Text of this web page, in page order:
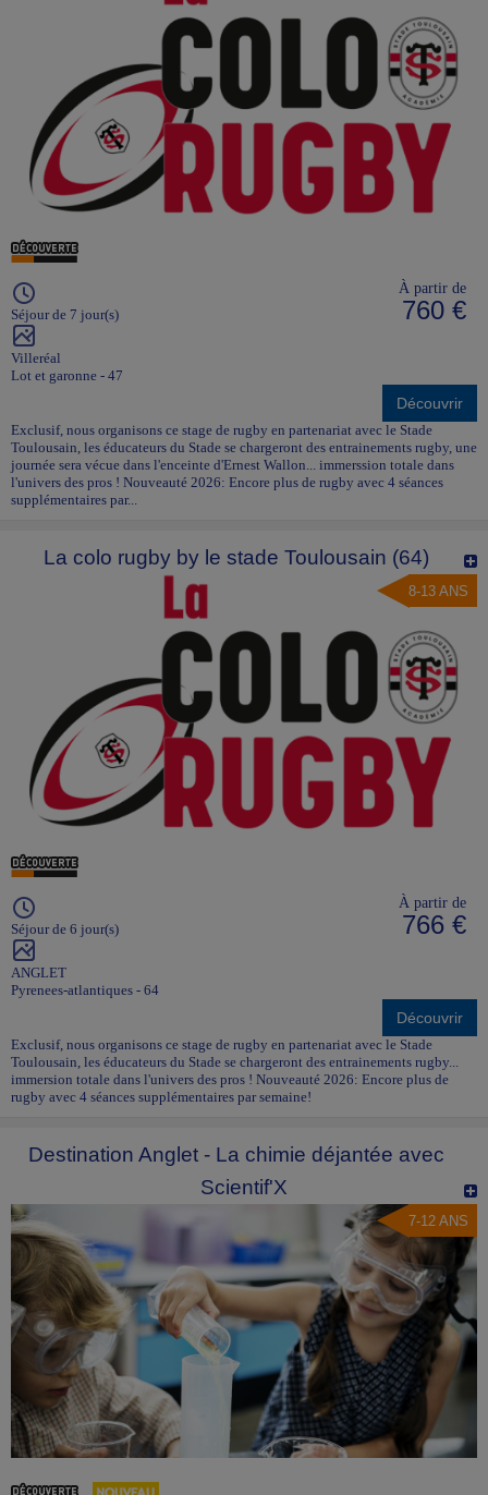
Séjour de 7 jour(s)
Villeréal
Lot et garonne - 47
À partir de
760 €
Découvrir
Exclusif, nous organisons ce stage de rugby en partenariat avec le Stade
Toulousain, les éducateurs du Stade se chargeront des entrainements rugby, une
journée sera vécue dans l'enceinte d'Ernest Wallon... immerssion totale dans
l'univers des pros ! Nouveauté 2026: Encore plus de rugby avec 4 séances
supplémentaires par...
La colo rugby by le stade Toulousain (64)
8-13 ANS
Séjour de 6 jour(s)
ANGLET
Pyrenees-atlantiques - 64
À partir de
766 €
Découvrir
Exclusif, nous organisons ce stage de rugby en partenariat avec le Stade
Toulousain, les éducateurs du Stade se chargeront des entrainements rugby...
immersion totale dans l'univers des pros ! Nouveauté 2026: Encore plus de
rugby avec 4 séances supplémentaires par semaine!
Destination Anglet - La chimie déjantée avec
Scientif'X
7-12 ANS